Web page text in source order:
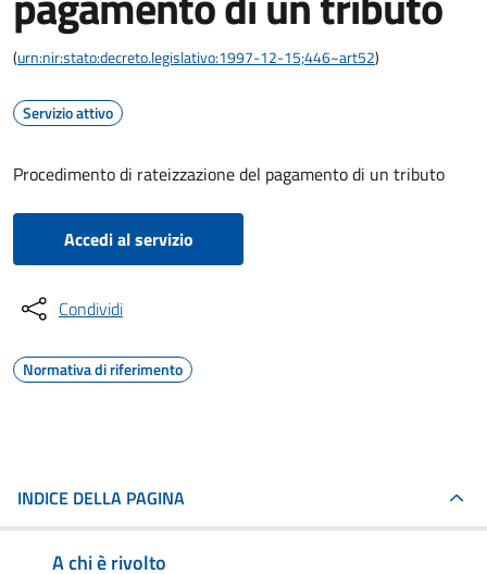
(urn:nir:stato:decreto.legislativo:1997-12-15;446~art52)
Servizio attivo
Procedimento di rateizzazione del pagamento di un tributo
Accedi al servizio
Condividi
Normativa di riferimento
INDICE DELLA PAGINA
A chi è rivolto